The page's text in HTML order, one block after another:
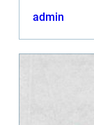
admin